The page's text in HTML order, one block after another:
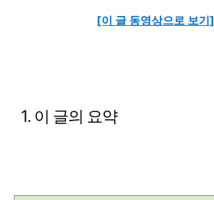
[이 글 동영상으로 보기]
1. 이 글의 요약